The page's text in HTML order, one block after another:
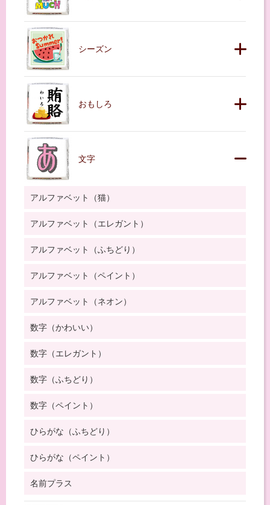
シーズン
おもしろ
文字
アルファベット（猫）
アルファベット（エレガント）
アルファベット（ふちどり）
アルファベット（ペイント）
アルファベット（ネオン）
数字（かわいい）
数字（エレガント）
数字（ふちどり）
数字（ペイント）
ひらがな（ふちどり）
ひらがな（ペイント）
名前プラス